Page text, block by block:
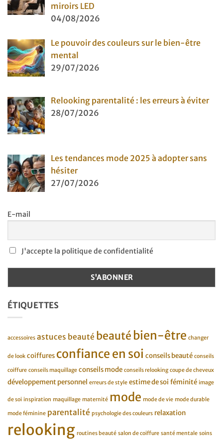
miroirs LED
04/08/2026
Le pouvoir des couleurs sur le bien-être
mental
29/07/2026
Relooking parentalité : les erreurs à éviter
28/07/2026
Les tendances mode 2025 à adopter sans
hésiter
27/07/2026
E-mail
J'accepte la politique de confidentialité
ÉTIQUETTES
accessoires astuces beauté beauté bien-être changer
de look coiffures confiance en soi conseils beauté conseils
coiffure conseils maquillage conseils mode conseils relooking coupe de cheveux
développement personnel erreurs de style estime de soi féminité image
de soi inspiration maquillage maternité mode mode de vie mode durable
mode féminine parentalité psychologie des couleurs relaxation
relooking routines beauté salon de coiffure santé mentale soins